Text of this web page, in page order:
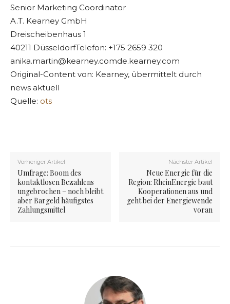
Senior Marketing Coordinator
A.T. Kearney GmbH
Dreischeibenhaus 1
40211 DüsseldorfTelefon: +175 2659 320
anika.martin@kearney.comde.kearney.com
Original-Content von: Kearney, übermittelt durch
news aktuell
Quelle: ots
Vorheriger Artikel
Umfrage: Boom des
kontaktlosen Bezahlens
ungebrochen – noch bleibt
aber Bargeld häufigstes
Zahlungsmittel
Nächster Artikel
Neue Energie für die
Region: RheinEnergie baut
Kooperationen aus und
geht bei der Energiewende
voran